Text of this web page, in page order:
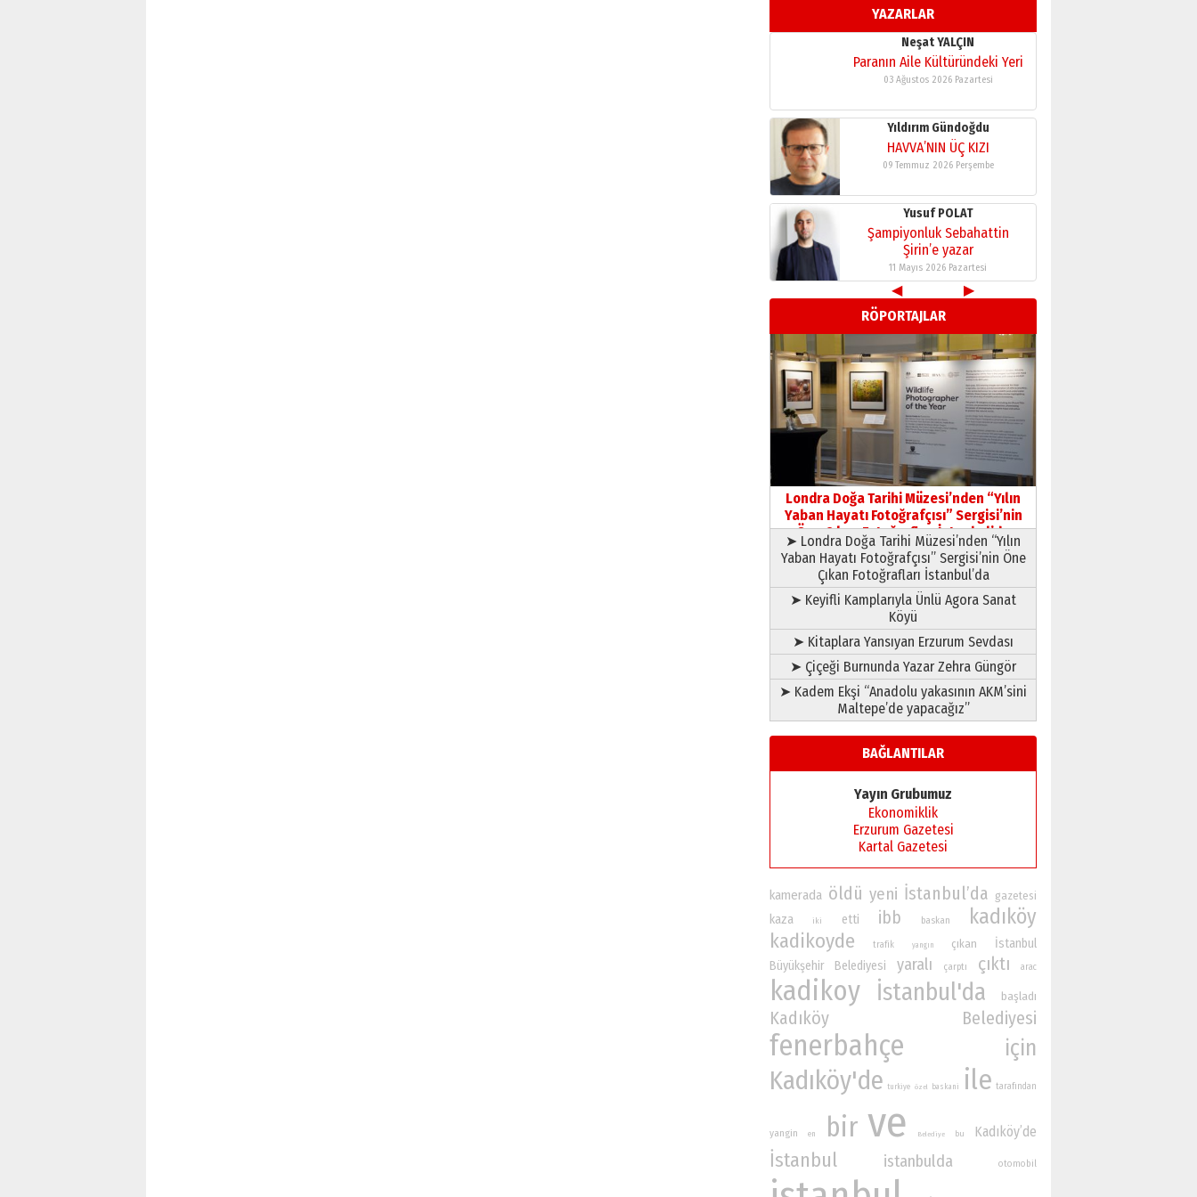
YAZARLAR
11 Mayıs 2026 Pazartesi
Neşat YALÇIN
Paranın Aile Kültüründeki Yeri
03 Ağustos 2026 Pazartesi
Yıldırım Gündoğdu
HAVVA’NIN ÜÇ KIZI
09 Temmuz 2026 Perşembe
Yusuf POLAT
Şampiyonluk Sebahattin
Şirin’e yazar
11 Mayıs 2026 Pazartesi
Neşat YALÇIN
Paranın Aile Kültüründeki Yeri
03 Ağustos 2026 Pazartesi
Yıldırım Gündoğdu
HAVVA’NIN ÜÇ KIZI
09 Temmuz 2026 Perşembe
Yusuf POLAT
Şampiyonluk Sebahattin
Şirin’e yazar
11 Mayıs 2026 Pazartesi
◀
▶
RÖPORTAJLAR
Londra Doğa Tarihi Müzesi’nden “Yılın
Yaban Hayatı Fotoğrafçısı” Sergisi’nin
Öne Çıkan Fotoğrafları İstanbul’da
➤ Londra Doğa Tarihi Müzesi’nden “Yılın
Yaban Hayatı Fotoğrafçısı” Sergisi’nin Öne
Çıkan Fotoğrafları İstanbul’da
➤ Keyifli Kamplarıyla Ünlü Agora Sanat
Köyü
➤ Kitaplara Yansıyan Erzurum Sevdası
➤ Çiçeği Burnunda Yazar Zehra Güngör
➤ Kadem Ekşi “Anadolu yakasının AKM’sini
Maltepe’de yapacağız”
BAĞLANTILAR
Yayın Grubumuz
Ekonomiklik
Erzurum Gazetesi
Kartal Gazetesi
kamerada öldü yeni İstanbul’da gazetesi
kaza iki etti ibb baskan kadıköy
kadikoyde trafik yangın çıkan
İstanbul
Büyükşehir Belediyesi
yaralı çarptı çıktı arac
kadikoy İstanbul'da başladı
Kadıköy Belediyesi
fenerbahçe için
Kadıköy'de turkiye özel baskani ile tarafından
yangin en bir ve Belediye bu Kadıköy’de
İstanbul istanbulda otomobil